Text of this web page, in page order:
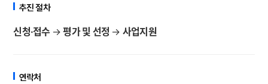
추진 절차
신청·접수 →평가 및 선정 → 사업지원
연락처